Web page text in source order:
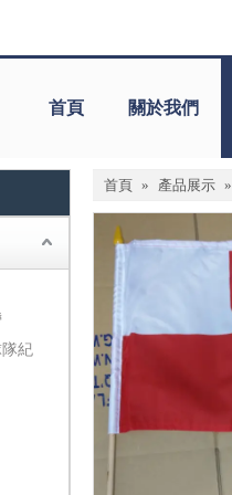
首頁 關於我們
紀
首頁 » 產品展示 »